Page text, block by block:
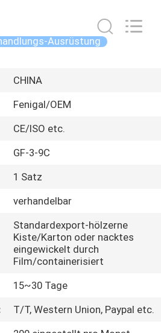
Ausrüstung
CHINA
Fenigal/OEM
CE/ISO etc.
GF-3-9C
1 Satz
verhandelbar
Standardexport-hölzerne
Kiste/Karton oder nacktes
eingewickelt durch
Film/containerisiert
15~30 Tage
T/T, Western Union, Paypal etc.